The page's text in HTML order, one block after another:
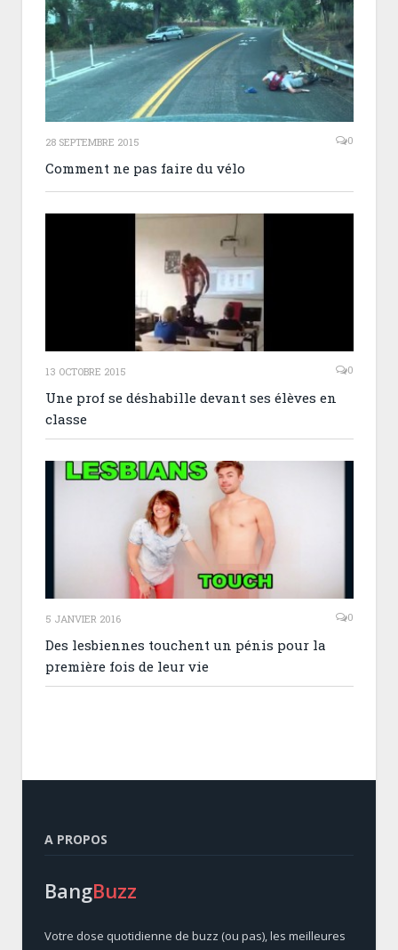
28 SEPTEMBRE 2015 0
Comment ne pas faire du vélo
13 OCTOBRE 2015 0
Une prof se déshabille devant ses élèves en
classe
5 JANVIER 2016 0
Des lesbiennes touchent un pénis pour la
première fois de leur vie
A PROPOS
BangBuzz
Votre dose quotidienne de buzz (ou pas), les meilleures